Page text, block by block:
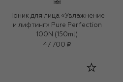
Тоник для лица «Увлажнение
и лифтинг» Pure Perfection
100N (150ml)
47 700 ₽